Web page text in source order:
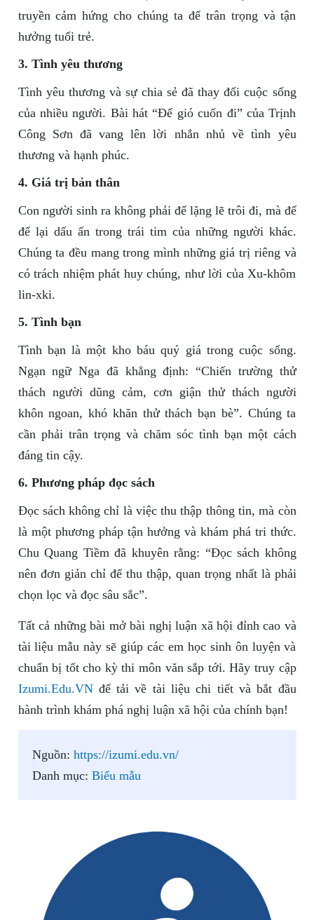
truyền cảm hứng cho chúng ta để trân trọng và tận
hưởng tuổi trẻ.
3. Tình yêu thương
Tình yêu thương và sự chia sẻ đã thay đổi cuộc sống
của nhiều người. Bài hát “Để gió cuốn đi” của Trịnh
Công Sơn đã vang lên lời nhắn nhủ về tình yêu
thương và hạnh phúc.
4. Giá trị bản thân
Con người sinh ra không phải để lặng lẽ trôi đi, mà để
để lại dấu ấn trong trái tim của những người khác.
Chúng ta đều mang trong mình những giá trị riêng và
có trách nhiệm phát huy chúng, như lời của Xu-khôm
lin-xki.
5. Tình bạn
Tình bạn là một kho báu quý giá trong cuộc sống.
Ngạn ngữ Nga đã khẳng định: “Chiến trường thử
thách người dũng cảm, cơn giận thử thách người
khôn ngoan, khó khăn thử thách bạn bè”. Chúng ta
cần phải trân trọng và chăm sóc tình bạn một cách
đáng tin cậy.
6. Phương pháp đọc sách
Đọc sách không chỉ là việc thu thập thông tin, mà còn
là một phương pháp tận hưởng và khám phá tri thức.
Chu Quang Tiềm đã khuyên rằng: “Đọc sách không
nên đơn giản chỉ để thu thập, quan trọng nhất là phải
chọn lọc và đọc sâu sắc”.
Tất cả những bài mở bài nghị luận xã hội đỉnh cao và
tài liệu mẫu này sẽ giúp các em học sinh ôn luyện và
chuẩn bị tốt cho kỳ thi môn văn sắp tới. Hãy truy cập
Izumi.Edu.VNđể tải về tài liệu chi tiết và bắt đầu
hành trình khám phá nghị luận xã hội của chính bạn!
Nguồn: https://izumi.edu.vn/
Danh mục: Biểu mẫu